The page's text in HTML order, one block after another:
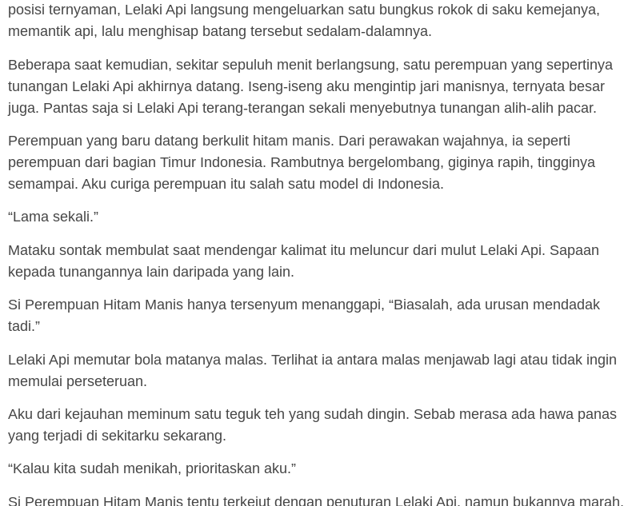
posisi ternyaman, Lelaki Api langsung mengeluarkan satu bungkus rokok di saku kemejanya,
memantik api, lalu menghisap batang tersebut sedalam-dalamnya.
Beberapa saat kemudian, sekitar sepuluh menit berlangsung, satu perempuan yang sepertinya
tunangan Lelaki Api akhirnya datang. Iseng-iseng aku mengintip jari manisnya, ternyata besar
juga. Pantas saja si Lelaki Api terang-terangan sekali menyebutnya tunangan alih-alih pacar.
Perempuan yang baru datang berkulit hitam manis. Dari perawakan wajahnya, ia seperti
perempuan dari bagian Timur Indonesia. Rambutnya bergelombang, giginya rapih, tingginya
semampai. Aku curiga perempuan itu salah satu model di Indonesia.
“Lama sekali.”
Mataku sontak membulat saat mendengar kalimat itu meluncur dari mulut Lelaki Api. Sapaan
kepada tunangannya lain daripada yang lain.
Si Perempuan Hitam Manis hanya tersenyum menanggapi, “Biasalah, ada urusan mendadak
tadi.”
Lelaki Api memutar bola matanya malas. Terlihat ia antara malas menjawab lagi atau tidak ingin
memulai perseteruan.
Aku dari kejauhan meminum satu teguk teh yang sudah dingin. Sebab merasa ada hawa panas
yang terjadi di sekitarku sekarang.
“Kalau kita sudah menikah, prioritaskan aku.”
Si Perempuan Hitam Manis tentu terkejut dengan penuturan Lelaki Api, namun bukannya marah,